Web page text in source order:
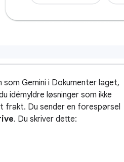
Gemini i Dokumenter laget,
idémyldre løsninger som ikke
frakt. Du sender en forespørsel
. Du skriver dette: